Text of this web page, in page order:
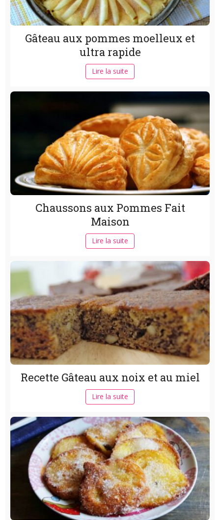
Gâteau aux pommes moelleux et
ultra rapide
Lire la suite
Chaussons aux Pommes Fait
Maison
Lire la suite
Recette Gâteau aux noix et au miel
Lire la suite